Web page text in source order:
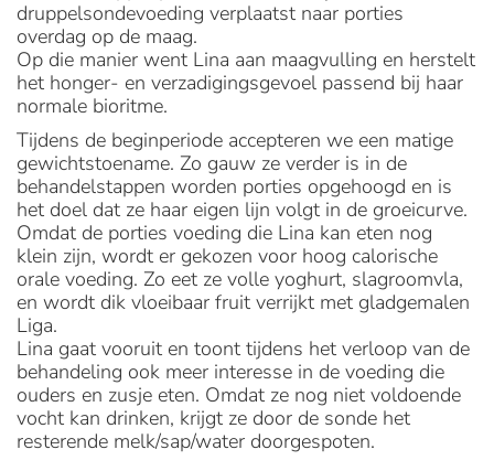
druppelsondevoeding verplaatst naar porties
overdag op de maag.
Op die manier went Lina aan maagvulling en herstelt
het honger- en verzadigingsgevoel passend bij haar
normale bioritme.
Tijdens de beginperiode accepteren we een matige
gewichtstoename. Zo gauw ze verder is in de
behandelstappen worden porties opgehoogd en is
het doel dat ze haar eigen lijn volgt in de groeicurve.
Omdat de porties voeding die Lina kan eten nog
klein zijn, wordt er gekozen voor hoog calorische
orale voeding. Zo eet ze volle yoghurt, slagroomvla,
en wordt dik vloeibaar fruit verrijkt met gladgemalen
Liga.
Lina gaat vooruit en toont tijdens het verloop van de
behandeling ook meer interesse in de voeding die
ouders en zusje eten. Omdat ze nog niet voldoende
vocht kan drinken, krijgt ze door de sonde het
resterende melk/sap/water door­gespoten.